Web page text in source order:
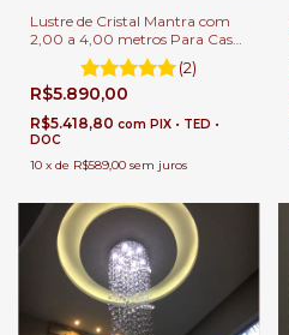
Lustre de Cristal Mantra com
2,00 a 4,00 metros Para Casas
com Pé Direito Duplo
(2)
R$5.890,00
R$5.418,80 com PIX • TED •
DOC
10 x de R$589,00 sem juros